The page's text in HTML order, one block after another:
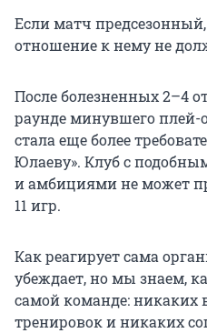
Если матч предсезонный,
отношение к нему не
После болезненных 2–4
раунде минувшего плей-
стала еще более
Юлаеву». Клуб с
и амбициями не может
11 игр.
Как реагирует сама
убеждает, но мы знаем,
самой команде:
тренировок и никаких